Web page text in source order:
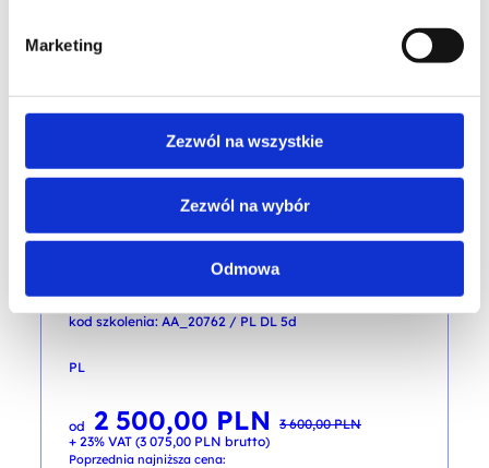
Marketing
Zezwól na wszystkie
Zezwól na wybór
Odmowa
4 500,00
MICROSOFT SQL
kod szkolenia: AA_20762 / PL DL 5d
PL
od 3 600,00PLN
Pierwotna
cena
wynosiła:
3 600,00 PLN.
2 500,00 PLN
Aktualna
cena
wynosi:
2 500,00 PLN.
+ 23% VAT (3 075,00 PLN brutto)
Poprzednia najniższa cena: